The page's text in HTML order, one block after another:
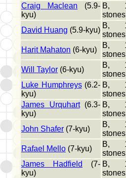
Craig Maclean (5.9-
kyu)
B,
stones
David Huang (5.9-kyu)
B,
stones
Harit Mahaton (6-kyu)
B,
stones
Will Taylor (6-kyu)
B,
stones
Luke Humphreys(6.2-
kyu)
B,
stones
James Urquhart(6.3-
kyu)
B,
stones
John Shafer (7-kyu)
B,
stones
Rafael Mello (7-kyu)
B,
stones
James Hadfield
(7-
kyu)
B,
stones